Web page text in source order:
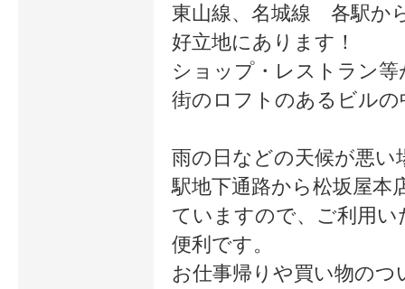
して活動中です♪ これからは、マ
とカラーについて新しい仕事も活
っています。ずっと色彩の仕事と
たいと思っています。 ここ数年で
生まれ生活が一変しました。 産休
ラーのスタイル分析を勉強し直し
ージを習得し ゆくゆくはママと子
東山線、名城線 各駅か
好立地にあります！
ショップ・レストラン
街のロフトのあるビルの
雨の日などの天候が悪い
駅地下通路から松坂屋本
ていますので、ご利用
便利です。
お仕事帰りや買い物の